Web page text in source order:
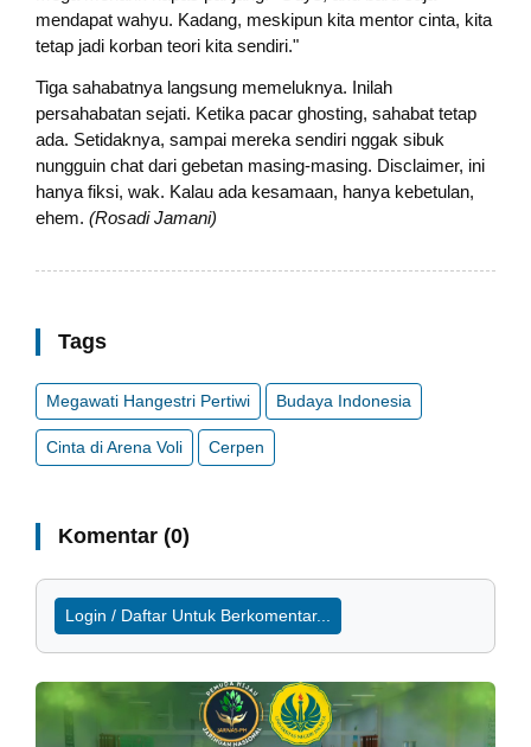
mendapat wahyu. Kadang, meskipun kita mentor cinta, kita
tetap jadi korban teori kita sendiri."
Tiga sahabatnya langsung memeluknya. Inilah
persahabatan sejati. Ketika pacar ghosting, sahabat tetap
ada. Setidaknya, sampai mereka sendiri nggak sibuk
nungguin chat dari gebetan masing-masing. Disclaimer, ini
hanya fiksi, wak. Kalau ada kesamaan, hanya kebetulan,
ehem. (Rosadi Jamani)
Tags
Megawati Hangestri Pertiwi Budaya Indonesia
Cinta di Arena Voli Cerpen
Komentar (0)
Login / Daftar Untuk Berkomentar...